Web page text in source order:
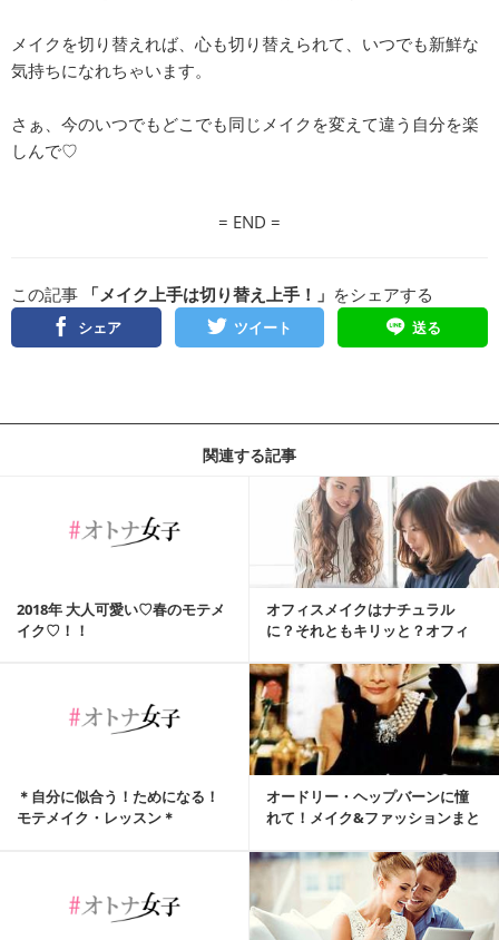
メイクを切り替えれば、心も切り替えられて、いつでも新鮮な
気持ちになれちゃいます。
さぁ、今のいつでもどこでも同じメイクを変えて違う自分を楽
しんで♡
= END =
この記事 「メイク上手は切り替え上手！」 をシェアする
シェア ツイート 送る
関連する記事
2018年 大人可愛い♡春のモテメ
イク♡！！
オフィスメイクはナチュラル
に？それともキリッと？オフィ
＊自分に似合う！ためになる！
モテメイク・レッスン＊
オードリー・ヘップバーンに憧
れて！メイク&ファッションまと